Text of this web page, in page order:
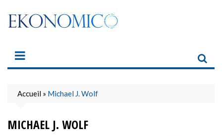
content
Accueil » Michael J. Wolf
MICHAEL J. WOLF